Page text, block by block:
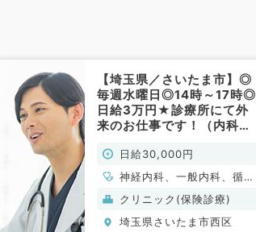
【埼玉県／さいたま市】◎
毎週水曜日◎14時～17時◎
日給3万円★診療所にて外
来のお仕事です！（内科系
日給30,000円
神経内科、一般内科、循環
器内科、呼吸器内科、消化
器内科、内分泌・代謝内
科、腎臓内科、老年内科、
クリニック(保険診療)
埼玉県さいたま市西区